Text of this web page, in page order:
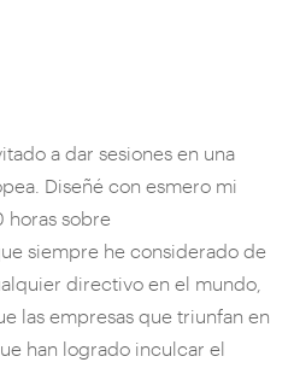
a dar sesiones en una
Diseñé con esmero mi
horas sobre
siempre he considerado de
directivo en el mundo,
las empresas que triunfan en
han logrado inculcar el